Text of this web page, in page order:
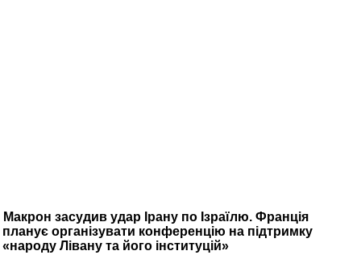
Макрон засудив удар Ірану по Ізраїлю. Франція
планує організувати конференцію на підтримку
«народу Лівану та його інституцій»